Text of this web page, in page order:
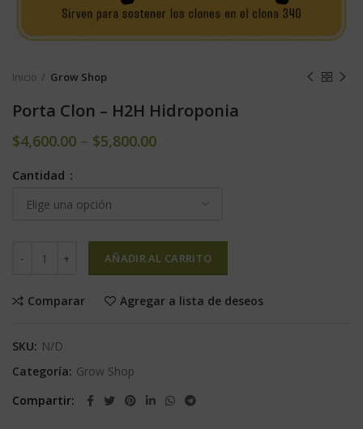
Inicio Grow Shop
Porta Clon – H2H Hidroponia
$4,600.00 – $5,800.00
Cantidad
AÑADIR AL CARRITO
Comparar Agregar a lista de deseos
SKU: N/D
Categoría: Grow Shop
Compartir